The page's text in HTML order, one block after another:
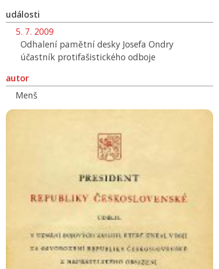
události
5. 7. 2009
Odhalení pamětní desky Josefa Ondry
účastník protifašistického odboje
autor
Menš